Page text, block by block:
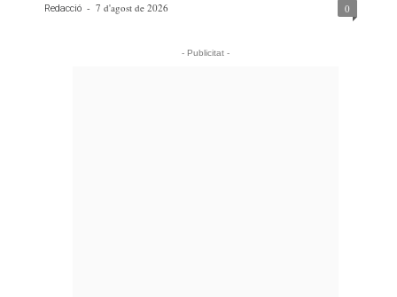
Redacció - 7 d'agost de 2026 0
- Publicitat -